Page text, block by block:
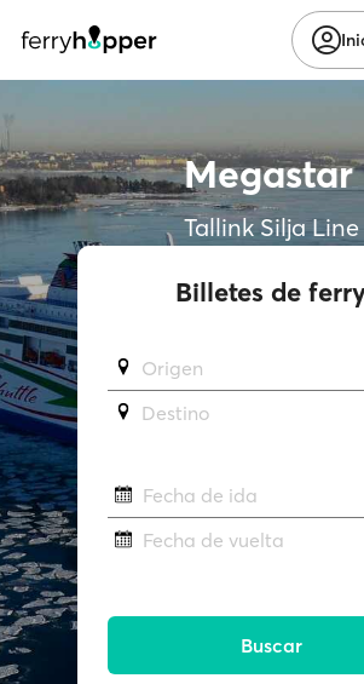
Megastar
Tallink Silja Line
Billetes de
Origen
Destino
Fecha de ida
Fecha de vuelta
Buscar